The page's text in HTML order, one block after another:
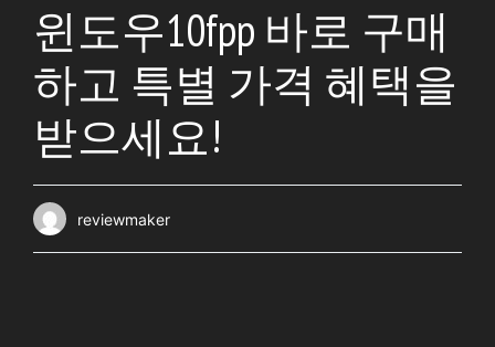
윈도우10fpp 바로 구매
하고 특별 가격 혜택을
받으세요!
reviewmaker